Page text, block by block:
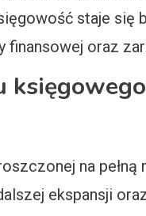
staje się
oraz
na
ekspansji